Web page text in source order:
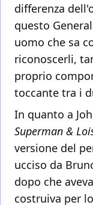
differenza
questo
uomo che sa
riconoscerli,
proprio
toccante tra i
In quanto a
Superman &
versione del
ucciso da
dopo che
costruiva per